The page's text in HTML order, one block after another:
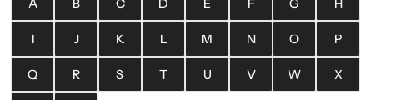
A B C D E F G H
I J K L M N O P
Q R S T U V W X